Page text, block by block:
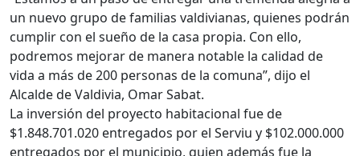
un nuevo grupo de familias valdivianas, quienes podrán
cumplir con el sueño de la casa propia. Con ello,
podremos mejorar de manera notable la calidad de
vida a más de 200 personas de la comuna”, dijo el
Alcalde de Valdivia, Omar Sabat.
La inversión del proyecto habitacional fue de
$1.848.701.020 entregados por el Serviu y $102.000.000
entregados por el municipio, quien además fue la